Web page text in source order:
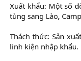
Xuất khẩu: Một số
tùng sang Lào,
Thách thức: Sản
linh kiện nhập khẩu.